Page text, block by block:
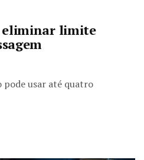
eliminar limite
usar até quatro